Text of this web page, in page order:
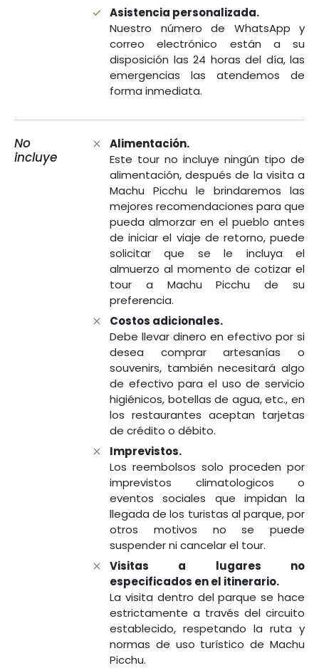
Asistencia personalizada.
Nuestro número de WhatsApp y
correo electrónico están a su
disposición las 24 horas del día, las
emergencias las atendemos de
forma inmediata.
No
incluye
Alimentación.
Este tour no incluye ningún tipo de
alimentación, después de la visita a
Machu Picchu le brindaremos las
mejores recomendaciones para que
pueda almorzar en el pueblo antes
de iniciar el viaje de retorno, puede
solicitar que se le incluya el
almuerzo al momento de cotizar el
tour a Machu Picchu de su
preferencia.
Costos adicionales.
Debe llevar dinero en efectivo por si
desea comprar artesanías o
souvenirs, también necesitará algo
de efectivo para el uso de servicio
higiénicos, botellas de agua, etc., en
los restaurantes aceptan tarjetas
de crédito o débito.
Imprevistos.
Los reembolsos solo proceden por
imprevistos climatologicos o
eventos sociales que impidan la
llegada de los turistas al parque, por
otros motivos no se puede
suspender ni cancelar el tour.
Visitas a lugares no
especificados en el itinerario.
La visita dentro del parque se hace
estrictamente a través del circuito
establecido, respetando la ruta y
normas de uso turístico de Machu
Picchu.